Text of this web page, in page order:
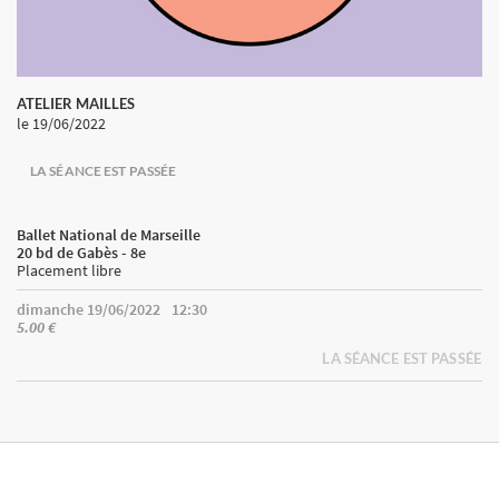
ATELIER MAILLES
le 19/06/2022
LA SÉANCE EST PASSÉE
Ballet National de Marseille
20 bd de Gabès - 8e
Placement libre
dimanche 19/06/2022
12:30
5.00 €
LA SÉANCE EST PASSÉE